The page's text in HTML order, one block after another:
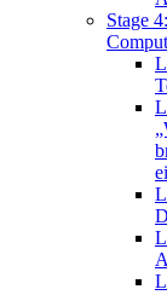
Stage 4: